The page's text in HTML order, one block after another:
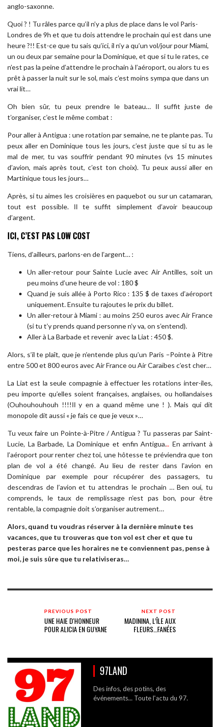
anglo-saxonne.
Quoi ? ! Tu râles parce qu’il n’y a plus de place dans le vol Paris-
Londres de 9h et que tu dois attendre le prochain qui est dans une
heure ?!! Est-ce que tu sais qu’ici, il n’y a qu’un vol/jour pour Miami,
un ou deux par semaine pour la Dominique, et que si tu le rates, ce
n’est pas la peine d’attendre le prochain à l’aéroport, ou alors tu es
prêt à passer la nuit sur le sol, mais c’est moins sympa que dans un
vrai lit…
Oh bien sûr, tu peux prendre le bateau… Il suffit juste de
t’organiser, c’est le même combat :
Pour aller à Antigua : une rotation par semaine, ne te plante pas. Tu
peux aller en Dominique tous les jours, c’est juste que si tu as le
mal de mer, tu vas souffrir pendant 90 minutes (vs 15 minutes
d’avion, mais après tout, c’est ton choix). Tu peux aussi aller en
Martinique tous les jours…
Après, si tu aimes les croisières en paquebot ou sur un catamaran,
tout est possible. Il te suffit simplement d’avoir beaucoup
d’argent.
ICI, C’EST PAS LOW COST
Tiens, d’ailleurs, parlons-en de l’argent… :
Un aller-retour pour Sainte Lucie avec Air Antilles, soit un
peu moins d’une heure de vol : 180 $
Quand je suis allée à Porto Rico : 135 $ de taxes d’aéroport
uniquement. Ensuite tu rajoutes le prix du billet.
Un aller-retour à Miami : au moins 250 euros avec Air France
(si tu t’y prends quand personne n’y va, on s’entend).
Aller à La Barbade et revenir avec la Liat : 450 $.
Alors, s’il te plaît, que je n’entende plus qu’un Paris –Pointe à Pitre
entre 500 et 800 euros avec Air France ou Air Caraïbes c’est cher…
La Liat est la seule compagnie à effectuer les rotations inter-iles,
peu importe qu’elles soient françaises, anglaises, ou hollandaises
(Ouhouhouhouh !!!!Il y en a quand même une ! ). Mais qui dit
monopole dit aussi « je fais ce que je veux »…
Tu veux faire un Pointe-à-Pitre / Antigua ? Tu passeras par Saint-
Lucie, La Barbade, La Dominique et enfin Antigua... En arrivant à
l’aéroport pour renter chez toi, une hôtesse te préviendra que ton
plan de vol a été changé. Au lieu de rester dans l’avion en
Dominique par exemple pour récupérer des passagers, tu
descendras de l’avion et tu attendras le prochain … Ben oui, tu
comprends, le taux de remplissage n’est pas bon, pour être
rentable, la compagnie doit s’organiser autrement…
Alors, quand tu voudras réserver à la dernière minute tes
vacances, que tu trouveras que ton vol est cher et que tu
pesteras parce que les horaires ne te conviennent pas, pense à
moi, je suis sûre que tu relativiseras…
PREVIOUS POST
UNE HAIE D'HONNEUR
POUR ALICIA EN GUYANE
NEXT POST
MADININA, L’ÎLE AUX
FLEURS…FANÉES
97LAND
Des infos, des potins, des
événements... Toute l'actu du 97.